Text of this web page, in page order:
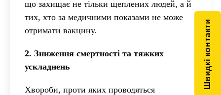
що захищає не тільки щеплених людей, а й
тих, хто за медичними показами не може
отримати вакцину.
2. Зниження смертності та тяжких
ускладнень
Хвороби, проти яких проводяться
Швидкі контакти